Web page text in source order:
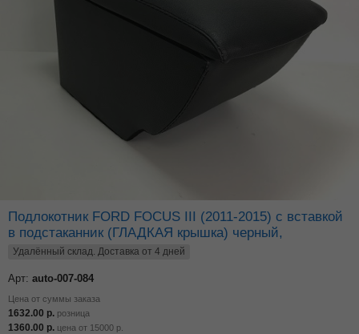
Подлокотник FORD FOCUS III (2011-2015) с вставкой
в подстаканник (ГЛАДКАЯ крышка) черный,
Удалённый склад. Доставка от 4 дней
Арт: auto-007-084
Цена от суммы заказа
1632.00 р. розница
1360.00 р. цена от 15000 р.